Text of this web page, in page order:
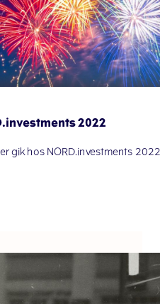
2022
gik hos NORD.investments